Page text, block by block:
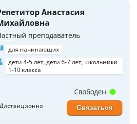
Анастасия
преподаватель
для начинающих
дети 4-5 лет, дети 6-7 лет, школьники
1-10 класса
Дистанционно
Свободен
Связаться